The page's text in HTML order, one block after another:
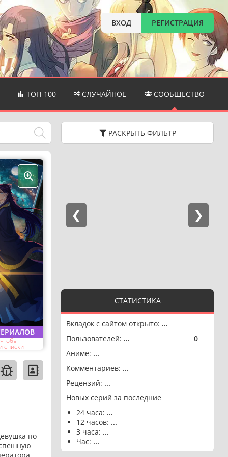
ВХОД РЕГИСТРАЦИЯ
ТОП-100 СЛУЧАЙНОЕ СООБЩЕСТВО
РАСКРЫТЬ ФИЛЬТР
СТАТИСТИКА
Вкладок с сайтом открыто: ...
Пользователей: ... 0
Аниме: ...
Комментариев: ...
Рецензий: ...
Новых серий за последние
24 часа: ...
12 часов: ...
3 часа: ...
Час: ...
списки
по